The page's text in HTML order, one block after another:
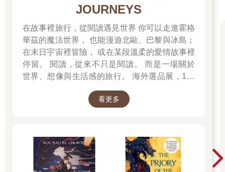
JOURNEYS
在故事裡旅行，從閱讀遇見世界 你可以走進霍格
華茲的魔法世界， 也能漫遊北歐、巴黎與冰島；
在末日宇宙裡冒險， 或在某段溫柔的愛情故事裡
停留。 閱讀，從來不只是閱讀。 而是一場關於
世界、想像與生活感的旅行。 海外選品展，1折
起 限量空運商品，先搶先贏 週週商品更新
看更多